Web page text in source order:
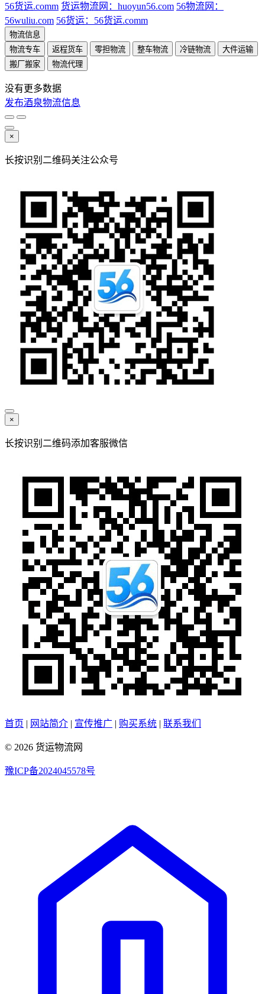
56货运.comm 货运物流网：huoyun56.com 56物流网：
56wuliu.com 56货运：56货运.comm
物流信息
物流专车
返程货车 零担物流 整车物流 冷链物流
大件运输
搬厂搬家
物流代理
没有更多数据
发布酒泉物流信息
×
长按识别二维码关注公众号
×
长按识别二维码添加客服微信
首页 | 网站简介 | 宣传推广 | 购买系统 | 联系我们
© 2026 货运物流网
豫ICP备2024045578号